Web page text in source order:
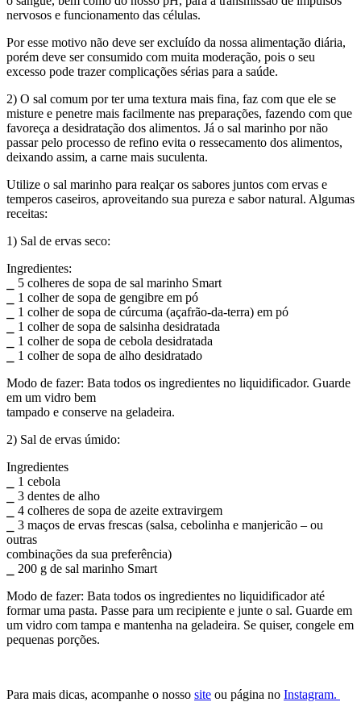
nervosos e funcionamento das células.
Por esse motivo não deve ser excluído da nossa alimentação diária,
porém deve ser consumido com muita moderação, pois o seu
excesso pode trazer complicações sérias para a saúde.
2) O sal comum por ter uma textura mais fina, faz com que ele se
misture e penetre mais facilmente nas preparações, fazendo com que
favoreça a desidratação dos alimentos. Já o sal marinho por não
passar pelo processo de refino evita o ressecamento dos alimentos,
deixando assim, a carne mais suculenta.
Utilize o sal marinho para realçar os sabores juntos com ervas e
temperos caseiros, aproveitando sua pureza e sabor natural. Algumas
receitas:
1) Sal de ervas seco:
Ingredientes:
⎯ 5 colheres de sopa de sal marinho Smart
⎯ 1 colher de sopa de gengibre em pó
⎯ 1 colher de sopa de cúrcuma (açafrão-da-terra) em pó
⎯ 1 colher de sopa de salsinha desidratada
⎯ 1 colher de sopa de cebola desidratada
⎯ 1 colher de sopa de alho desidratado
Modo de fazer: Bata todos os ingredientes no liquidificador. Guarde
em um vidro bem
tampado e conserve na geladeira.
2) Sal de ervas úmido:
Ingredientes
⎯ 1 cebola
⎯ 3 dentes de alho
⎯ 4 colheres de sopa de azeite extravirgem
⎯ 3 maços de ervas frescas (salsa, cebolinha e manjericão – ou
outras
combinações da sua preferência)
⎯ 200 g de sal marinho Smart
Modo de fazer: Bata todos os ingredientes no liquidificador até
formar uma pasta. Passe para um recipiente e junte o sal. Guarde em
um vidro com tampa e mantenha na geladeira. Se quiser, congele em
pequenas porções.
Para mais dicas, acompanhe o nosso site ou página no Instagram.